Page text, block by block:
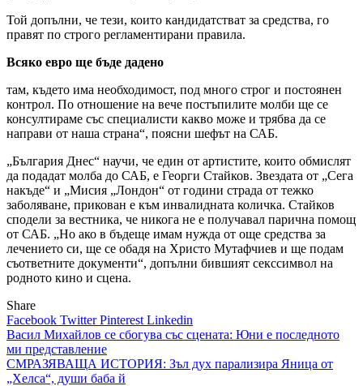
Той допълни, че тези, които кандидатстват за средства, го
правят по строго регламентирани правила.
Всяко евро ще бъде дадено
там, където има необходимост, под много строг и постоянен
контрол. По отношение на вече постъпилите молби ще се
консултираме със специалисти какво може и трябва да се
направи от наша страна“, поясни шефът на САБ.
„България Днес“ научи, че един от артистите, които обмислят
да подадат молба до САБ, е Георги Стайков. Звездата от „Сега
накъде“ и „Мисия „Лондон“ от години страда от тежко
заболяване, прикован е към инвалидната количка. Стайков
сподели за вестника, че никога не е получавал парична помощ
от САБ. „Но ако в бъдеще имам нужда от още средства за
лечението си, ще се обадя на Христо Мутафчиев и ще подам
съответните документи“, допълни бившият секссимвол на
родното кино и сцена.
Share
Facebook TwitterPinterest Linkedin
Навигация
Васил Михайлов се сбогува със сцената: Юни е последното
ми представление
СМРАЗЯВАЩА ИСТОРИЯ: Зъл дух парализира Яница от
„Хелса“, души баба й